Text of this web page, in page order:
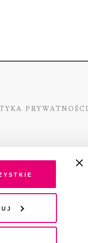
PRYWATNOŚCI
i Dziedzictwa
Promocji Kultury –